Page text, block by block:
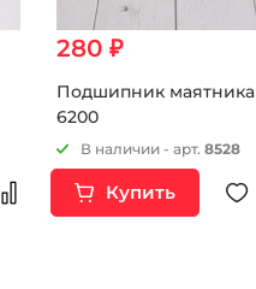
280 ₽
Подшипник маятника
6200
В наличии - арт. 8528
Купить